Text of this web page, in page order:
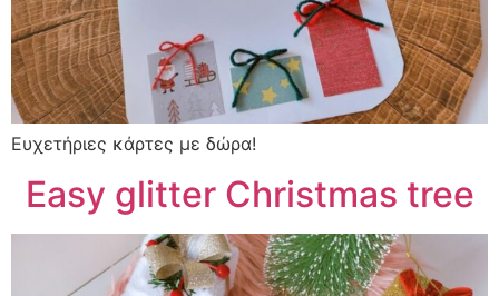
Ευχετήριες κάρτες με δώρα!
Easy glitter Christmas tree